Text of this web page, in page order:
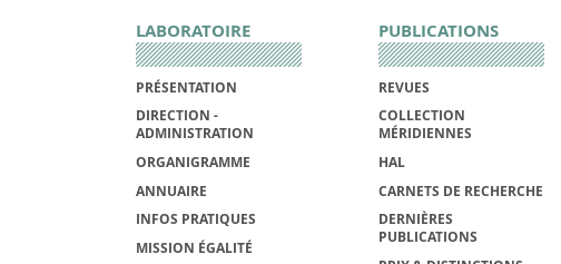
LABORATOIRE
PRÉSENTATION
DIRECTION -
ADMINISTRATION
ORGANIGRAMME
ANNUAIRE
INFOS PRATIQUES
MISSION ÉGALITÉ
PUBLICATIONS
REVUES
COLLECTION
MÉRIDIENNES
HAL
CARNETS DE RECHERCHE
DERNIÈRES
PUBLICATIONS